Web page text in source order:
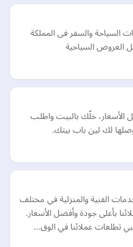
السياحة والسفر فى المملكة
العروض السياحية
الأسعار، خلّك بالبيت واطلب
لك لين باب بيتك.
الفنية والمنزلية في مختلف
بأعلى جودة وأفضل الأسعار.
تطلعات عملائنا في الوق…